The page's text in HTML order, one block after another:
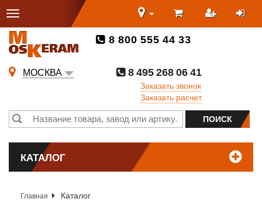
8 800 555 44 33
МОСКВА
8 495 268 06 41
Заказать звонок
Заказать расчет
КАТАЛОГ
Главная Каталог